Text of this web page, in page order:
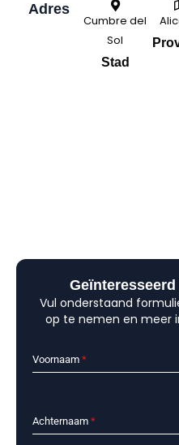
Adres
Cumbre del
Sol
Stad
Vul onderstaand
op te nemen en meer
Voornaam *
Achternaam *